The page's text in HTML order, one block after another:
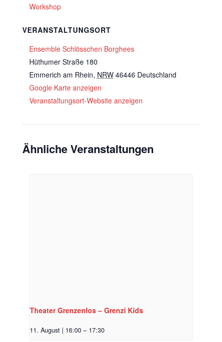
Workshop
VERANSTALTUNGSORT
Ensemble Schlösschen Borghees
Hüthumer Straße 180
Emmerich am Rhein, NRW 46446 Deutschland
Google Karte anzeigen
Veranstaltungsort-Website anzeigen
Ähnliche Veranstaltungen
Theater Grenzenlos – Grenzi Kids
11. August | 16:00 – 17:30